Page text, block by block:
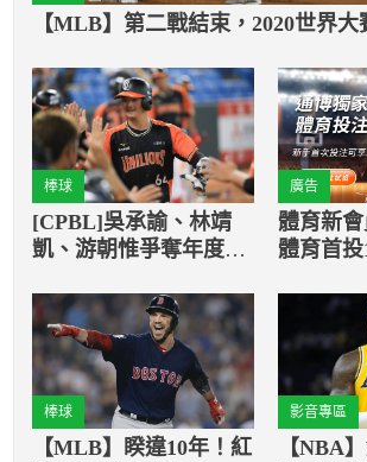
【MLB】第二戰結束，2020世界
棒球
[CPBL]吳承諭、林靖
凱、游朝惟爭奪年度最
廣告
體育新會
體育首
棒球
【MLB】睽違10年！紅
影音專區
【NBA